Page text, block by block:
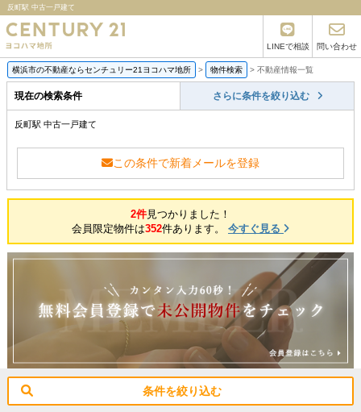
反町駅 中古一戸建て
LINEで相談 問い合わせ
横浜市の不動産ならセンチュリー21ヨコハマ地所 > 物件検索 > 不動産情報一覧
現在の検索条件 さらに条件を絞り込む
反町駅 中古一戸建て
この条件で新着メールを登録
2件見つかりました！
会員限定物件は352件あります。 今すぐ見る
条件を絞り込む